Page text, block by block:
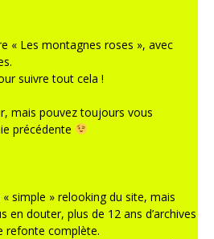
« Les montagnes roses », avec
suivre tout cela !
mais pouvez toujours vous
précédente
simple » relooking du site, mais
en douter, plus de 12 ans d’archives
refonte complète.